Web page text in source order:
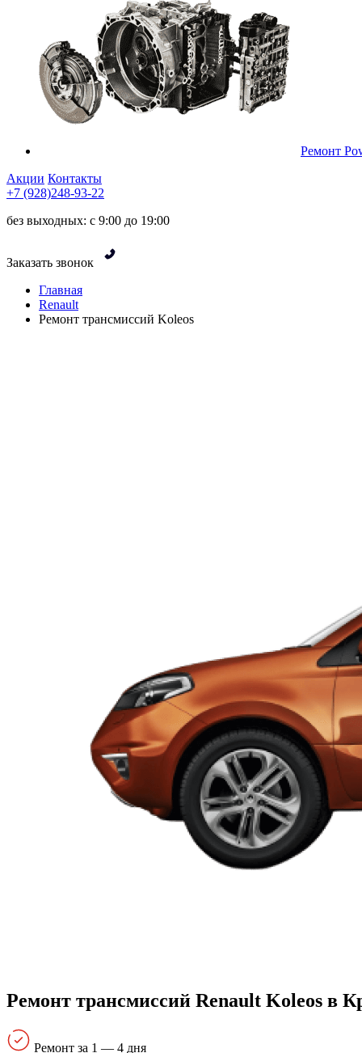
Ремонт
Акции Контакты
+7 (928)248-93-22
без выходных: с 9:00 до 19:00
Заказать звонок
Главная
Renault
Ремонт трансмиссий Koleos
Ремонт трансмиссий Renault Koleos в
Ремонт за 1 — 4 дня